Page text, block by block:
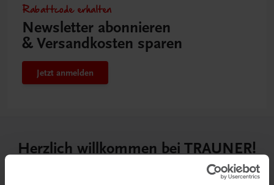
Rabattcode erhalten
Newsletter abonnieren
& Versandkosten sparen
Jetzt anmelden
Herzlich willkommen bei TRAUNER!